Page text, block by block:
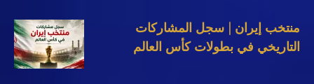
منتخب إيران | سجل المشاركات
التاريخي في بطولات كأس العالم